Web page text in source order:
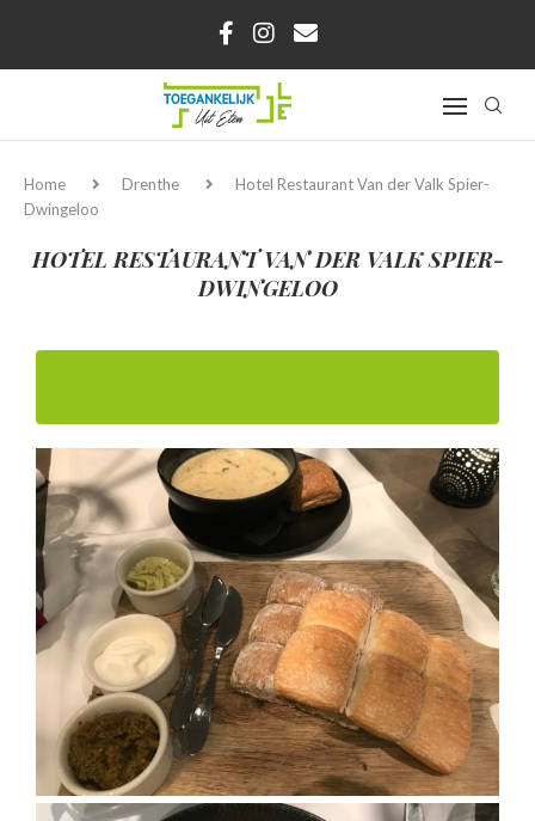
Home Drenthe
Hotel Restaurant Van der Valk Spier-
Dwingeloo
HOTEL RESTAURANT VAN DER VALK SPIER-
DWINGELOO